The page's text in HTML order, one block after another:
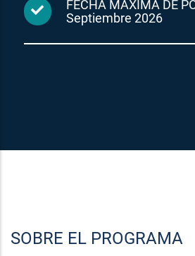
FECHA MÁXIMA DE
Septiembre 2026
SOBRE EL PROGRAMA